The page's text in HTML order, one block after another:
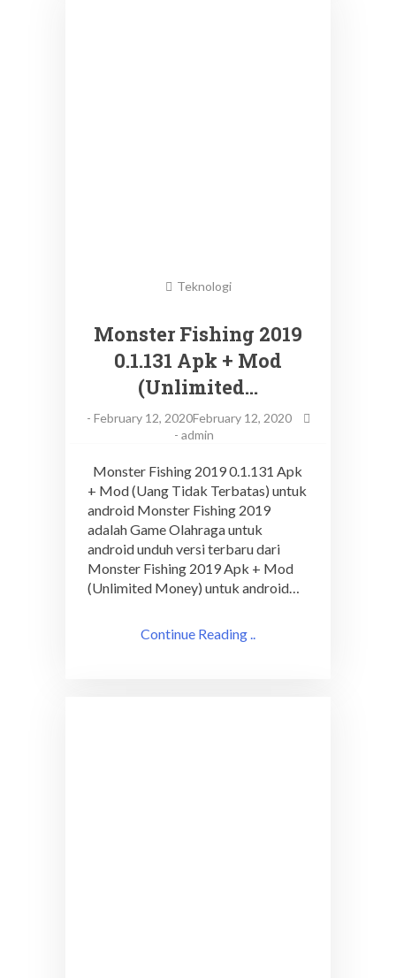
Teknologi
Monster Fishing 2019
0.1.131 Apk + Mod
(Unlimited…
- February 12, 2020February 12, 2020
- admin
Monster Fishing 2019 0.1.131 Apk
+ Mod (Uang Tidak Terbatas) untuk
android Monster Fishing 2019
adalah Game Olahraga untuk
android unduh versi terbaru dari
Monster Fishing 2019 Apk + Mod
(Unlimited Money) untuk android…
Continue Reading ..